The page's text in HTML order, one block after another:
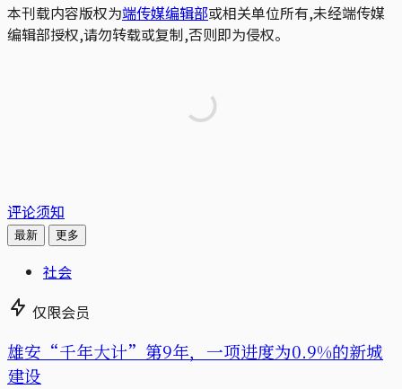
本刊载内容版权为端传媒编辑部或相关单位所有,未经端传媒
编辑部授权,请勿转载或复制,否则即为侵权。
评论须知
最新 更多
社会
仅限会员
雄安“千年大计”第9年，一项进度为0.9%的新城
建设